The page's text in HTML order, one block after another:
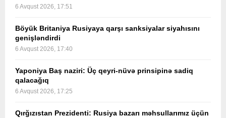
6 Avqust 2026, 17:51
Böyük Britaniya Rusiyaya qarşı sanksiyalar siyahısını
genişləndirdi
6 Avqust 2026, 17:40
Yaponiya Baş naziri: Üç qeyri-nüvə prinsipinə sadiq
qalacağıq
6 Avqust 2026, 17:25
Qırğızıstan Prezidenti: Rusiya bazarı məhsullarımız üçün